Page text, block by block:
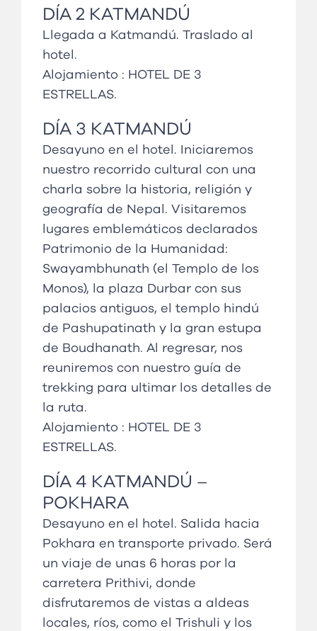
DÍA 2 KATMANDÚ
Llegada a Katmandú. Traslado al
hotel.
Alojamiento : HOTEL DE 3
ESTRELLAS.
DÍA 3 KATMANDÚ
Desayuno en el hotel. Iniciaremos
nuestro recorrido cultural con una
charla sobre la historia, religión y
geografía de Nepal. Visitaremos
lugares emblemáticos declarados
Patrimonio de la Humanidad:
Swayambhunath (el Templo de los
Monos), la plaza Durbar con sus
palacios antiguos, el templo hindú
de Pashupatinath y la gran estupa
de Boudhanath. Al regresar, nos
reuniremos con nuestro guía de
trekking para ultimar los detalles de
la ruta.
Alojamiento : HOTEL DE 3
ESTRELLAS.
DÍA 4 KATMANDÚ –
POKHARA
Desayuno en el hotel. Salida hacia
Pokhara en transporte privado. Será
un viaje de unas 6 horas por la
carretera Prithivi, donde
disfrutaremos de vistas a aldeas
locales, ríos, como el Trishuli y los